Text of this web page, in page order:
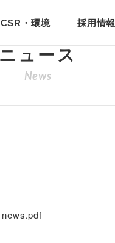
CSR・環境 採用情報
ュース
News